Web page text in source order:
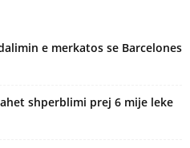
e merkatos se Barcelones
shperblimi prej 6 mije leke